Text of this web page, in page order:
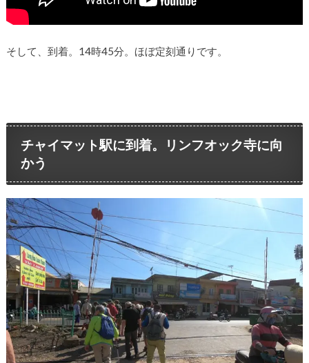
そして、到着。14時45分。ほぼ定刻通りです。
チャイマット駅に到着。リンフオック寺に向
かう